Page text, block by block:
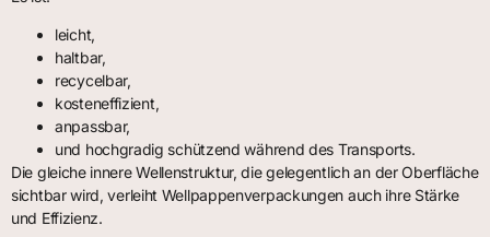
leicht,
haltbar,
recycelbar,
kosteneffizient,
anpassbar,
und hochgradig schützend während des Transports.
Die gleiche innere Wellenstruktur, die gelegentlich an der Oberfläche
sichtbar wird, verleiht Wellpappenverpackungen auch ihre Stärke
und Effizienz.